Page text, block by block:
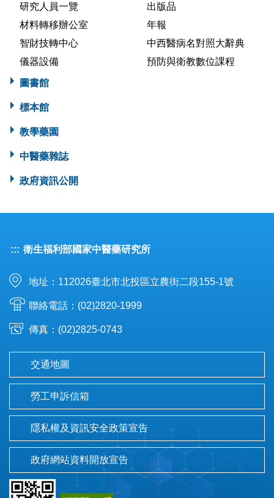
研究人員一覽
材料轉移辦公室
智財技轉中心
儀器設備
出版品
年報
中西醫病名對照大辭典
預防與衛教數位課程
圖書館
標本館
教學藥園
中醫藥雜誌
政府資訊公開
::: 衛生福利部國家中醫藥研究所
地址：112026臺北市北投區立農街二段155-1號
聯絡電話：(02)2820-1999
傳真：(02)2825-0743
交通地圖
勞工申訴信箱
隱私權及資訊安全政策宣告
政府網站資料開放宣告